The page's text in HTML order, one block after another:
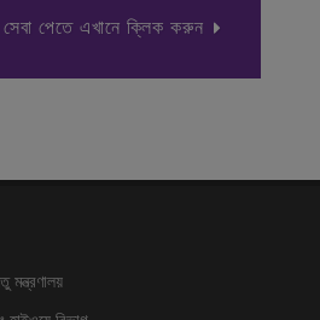
সেবা পেতে এখানে ক্লিক করুন